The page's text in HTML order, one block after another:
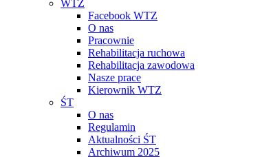
WTZ
Facebook WTZ
O nas
Pracownie
Rehabilitacja ruchowa
Rehabilitacja zawodowa
Nasze prace
Kierownik WTZ
ŚT
O nas
Regulamin
Aktualności ŚT
Archiwum 2025